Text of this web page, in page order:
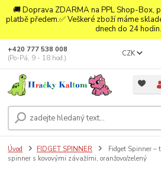
🚚 Doprava ZDARMA na PPL Shop-Box,
platbě předem.✅ Veškeré zboží máme
dnech do 24
CZK
+420 777 538 008
(Po-Pá, 9 - 18 hod.)
Úvod FIDGET SPINNER
Fidget Spinner
spinner s kovovými závažími, oranžovo/zelený